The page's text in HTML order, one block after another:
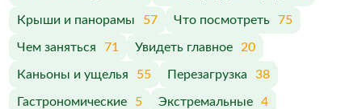
Крыши и панорамы 57 Что посмотреть 75
Чем заняться 71 Увидеть главное 20
Каньоны и ущелья 55 Перезагрузка 38
Гастрономические 5 Экстремальные 4